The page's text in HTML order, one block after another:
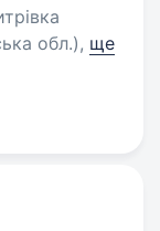
обл.), ще